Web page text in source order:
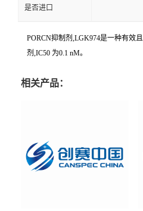
是否进口
PORCN抑制剂,LGK974是一种有效
剂,IC50 为0.1 nM。
相关产品：